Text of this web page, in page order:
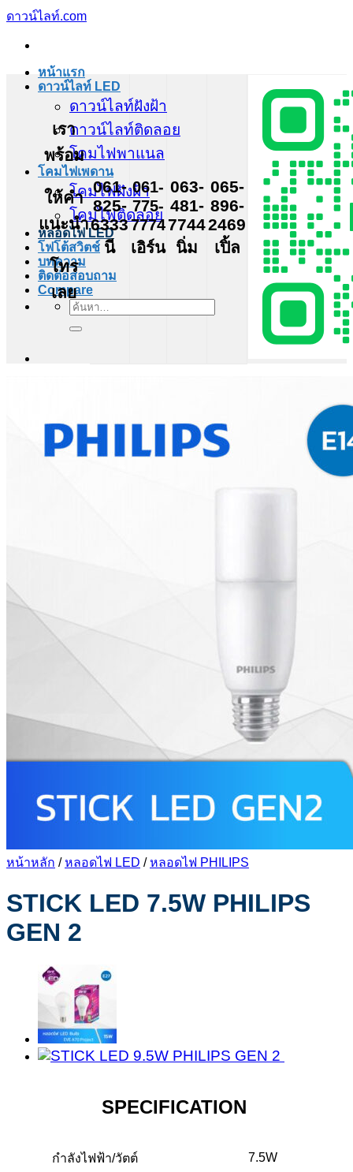
ข้าม
เนื้อหา
ดาวน์ไลท์.com
หน้าแรก
ดาวน์ไลท์ LED
ดาวน์ไลท์ฝังฝ้า
ดาวน์ไลท์ติดลอย
โคมไฟพาแนล
โคมไฟเพดาน
โคมไฟฝังฝ้า
โคมไฟติดลอย
หลอดไฟ LED
โฟโต้สวิตช์
บทความ
ติดต่อสอบถาม
Compare
ค้นหา:
เรา
พร้อม
ให้คำ
แนะนำ
โทร
เลย
061-
825-
6333
นี
061-
775-
7774
เอิร์น
063-
481-
7744
นิ่ม
065-
896-
2469
เปิ้ล
หน้าหลัก / หลอดไฟ LED / หลอดไฟ PHILIPS
STICK LED 7.5W PHILIPS
GEN 2
SPECIFICATION
กำลังไฟฟ้า/วัตต์ 7.5W